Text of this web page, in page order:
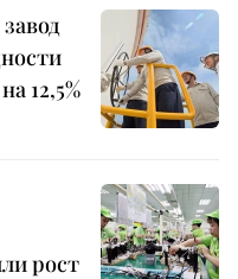
12,5%
рост